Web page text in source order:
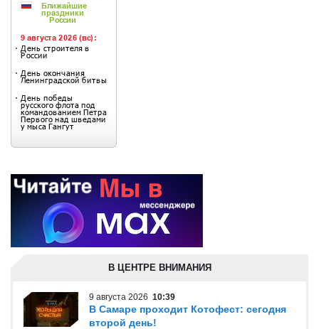
В ЦЕНТРЕ ВНИМАНИЯ
9 августа 2026 10:39
В Самаре проходит Котофест: сегодня
второй день!